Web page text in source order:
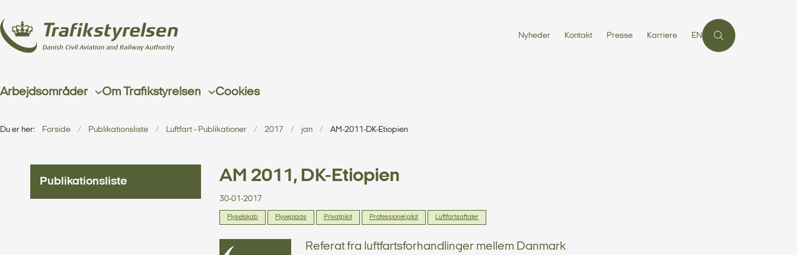
Nyheder Kontakt Presse Karriere EN
Arbejdsområder Om Trafikstyrelsen Cookies
Du er her: Forside Publikationsliste Luftfart - Publikationer 2017 jan AM-2011-DK-Etiopien
Publikationsliste AM 2011, DK-Etiopien
30-01-2017
Flyselskab Flyveplads Privatpilot Professionel pilot Luftfartsaftaler
Referat fra luftfartsforhandlinger mellem Danmark